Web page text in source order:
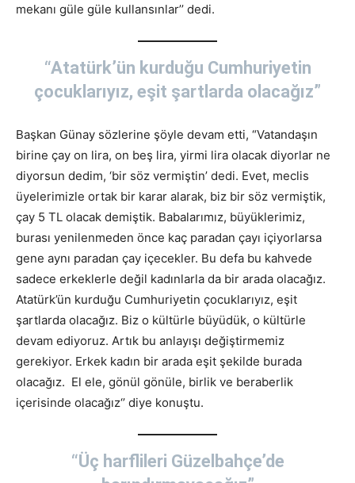
mekanı güle güle kullansınlar’’ dedi.
“Atatürk’ün kurduğu Cumhuriyetin
çocuklarıyız, eşit şartlarda olacağız”
Başkan Günay sözlerine şöyle devam etti, “Vatandaşın
birine çay on lira, on beş lira, yirmi lira olacak diyorlar ne
diyorsun dedim, ‘bir söz vermiştin’ dedi. Evet, meclis
üyelerimizle ortak bir karar alarak, biz bir söz vermiştik,
çay 5 TL olacak demiştik. Babalarımız, büyüklerimiz,
burası yenilenmeden önce kaç paradan çayı içiyorlarsa
gene aynı paradan çay içecekler. Bu defa bu kahvede
sadece erkeklerle değil kadınlarla da bir arada olacağız.
Atatürk’ün kurduğu Cumhuriyetin çocuklarıyız, eşit
şartlarda olacağız. Biz o kültürle büyüdük, o kültürle
devam ediyoruz. Artık bu anlayışı değiştirmemiz
gerekiyor. Erkek kadın bir arada eşit şekilde burada
olacağız. El ele, gönül gönüle, birlik ve beraberlik
içerisinde olacağız‘’ diye konuştu.
“Üç harflileri Güzelbahçe’de